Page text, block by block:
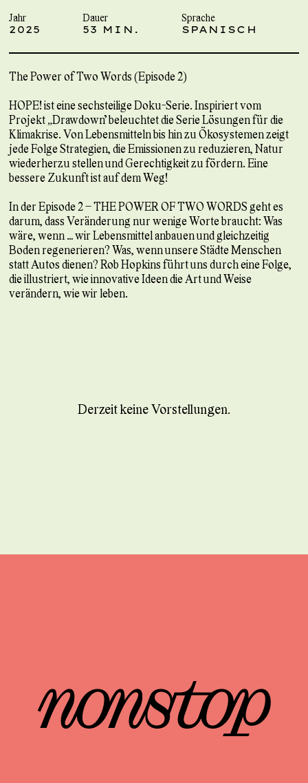
Derzeit keine Vorstellungen.
Jahr
2025
Dauer
53 MIN.
Sprache
SPANISCH
The Power of Two Words (Episode 2)
HOPE! ist eine sechsteilige Doku-Serie. Inspiriert vom
Projekt „Drawdown” beleuchtet die Serie Lösungen für die
Klimakrise. Von Lebensmitteln bis hin zu Ökosystemen zeigt
jede Folge Strategien, die Emissionen zu reduzieren, Natur
wiederherzu stellen und Gerechtigkeit zu fördern. Eine
bessere Zukunft ist auf dem Weg!
In der Episode 2 – THE POWER OF TWO WORDS geht es
darum, dass Veränderung nur wenige Worte braucht: Was
wäre, wenn … wir Lebensmittel anbauen und gleichzeitig
Boden regenerieren? Was, wenn unsere Städte Menschen
statt Autos dienen? Rob Hopkins führt uns durch eine Folge,
die illustriert, wie innovative Ideen die Art und Weise
verändern, wie wir leben.